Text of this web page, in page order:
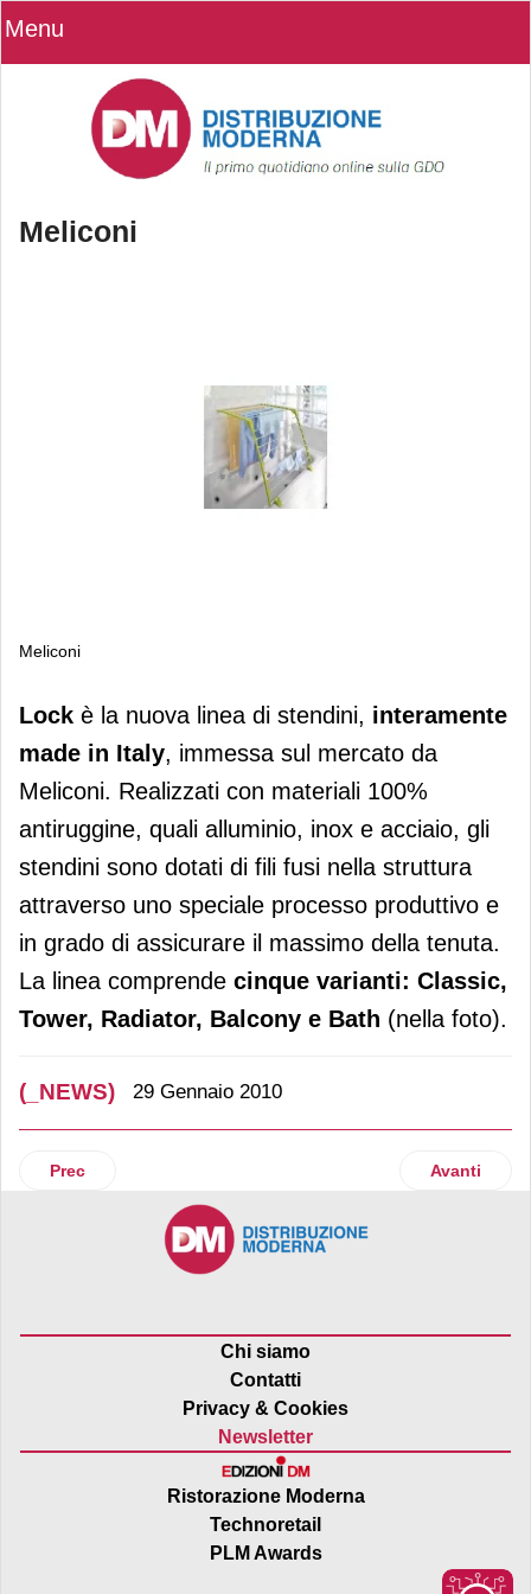
Menu
Meliconi
Meliconi
Meliconi
Lock è la nuova linea di stendini, interamente
made in Italy, immessa sul mercato da
Meliconi. Realizzati con materiali 100%
antiruggine, quali alluminio, inox e acciaio, gli
stendini sono dotati di fili fusi nella struttura
attraverso uno speciale processo produttivo e
in grado di assicurare il massimo della tenuta.
La linea comprende cinque varianti: Classic,
Tower, Radiator, Balcony e Bath (nella foto).
(_NEWS) 29 Gennaio 2010
Articolo precedente: Regno Unito
Prec Articolo
Avanti
Chi siamo
Contatti
Privacy & Cookies
Newsletter
Ristorazione Moderna
Technoretail
PLM Awards